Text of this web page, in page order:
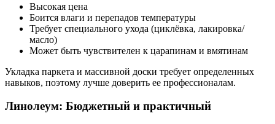
Высокая цена
Боится влаги и перепадов температуры
Требует специального ухода (циклёвка, лакировка/
масло)
Может быть чувствителен к царапинам и вмятинам
Укладка паркета и массивной доски требует определенных
навыков, поэтому лучше доверить ее профессионалам.
Линолеум: Бюджетный и практичный